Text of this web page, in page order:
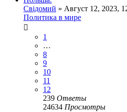
Свідомий » Август 12, 2023,
Политика в мире
1
…
8
9
10
11
12
239 Ответы
24634 Просмотры